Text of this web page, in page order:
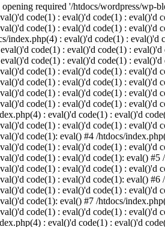
required '/htdocs/wordpress/wp-
code(1) : eval()'d code(1) :
code(1) : eval()'d code(1) :
index.php(4) : eval()'d code(1) :
code(1) : eval()'d code(1) :
code(1) : eval()'d code(1) :
code(1) : eval()'d code(1) :
code(1) : eval()'d code(1) :
code(1) : eval()'d code(1) :
code(1) : eval()'d code(1) :
: eval()'d code(1) : eval()'d
code(1) : eval()'d code(1) :
code(1): eval() #4 /htdocs/
code(1) : eval()'d code(1) :
code(1) : eval()'d code(1): eval()
code(1) : eval()'d code(1) :
code(1) : eval()'d code(1): eval()
code(1) : eval()'d code(1) :
code(1): eval() #7 /htdocs/
code(1) : eval()'d code(1) :
: eval()'d code(1) : eval()'d